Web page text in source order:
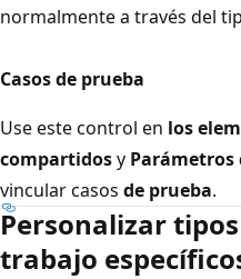
normalmente a través del
Casos de prueba
Use este control en los
compartidosy
vincular casos de prueba.
Personalizar
trabajo